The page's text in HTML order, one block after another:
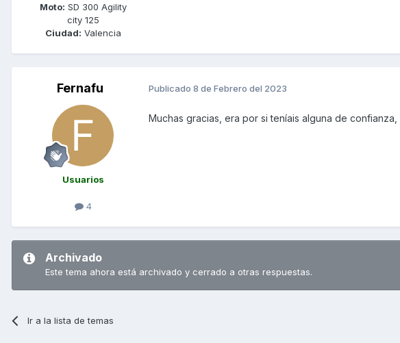
Moto: SD 300 Agility
city 125
Ciudad: Valencia
Fernafu
Usuarios
4
Publicado 8 de Febrero del 2023
Muchas gracias, era por si teníais alguna de
Archivado
Este tema ahora está archivado y cerrado a otras respuestas.
Ir a la lista de temas